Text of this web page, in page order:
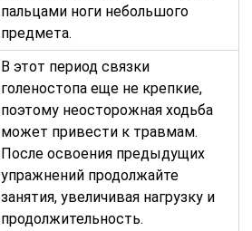
пальцами ноги небольшого
предмета.
В этот период связки
голеностопа еще не крепкие,
поэтому неосторожная ходьба
может привести к травмам.
После освоения предыдущих
упражнений продолжайте
занятия, увеличивая нагрузку и
продолжительность.